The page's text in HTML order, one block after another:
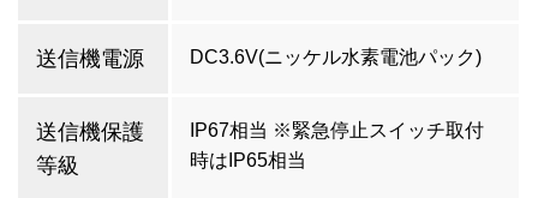
送信機電源 DC3.6V(ニッケル水素電池パック)
送信機保護
等級
IP67相当 ※緊急停止スイッチ取付
時はIP65相当